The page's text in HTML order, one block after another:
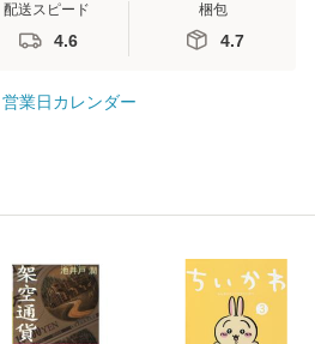
配送スピード
4.6
梱包
4.7
営業日カレンダー